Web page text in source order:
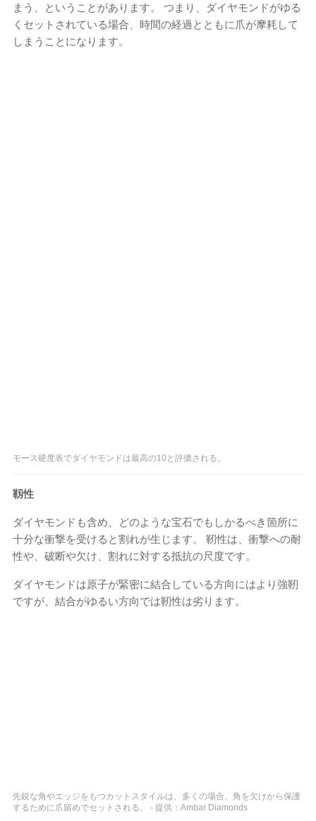
まう、ということがあります。 つまり、ダイヤモンドがゆる
くセットされている場合、時間の経過とともに爪が摩耗して
しまうことになります。
モース硬度表でダイヤモンドは最高の10と評価される。
靱性
ダイヤモンドも含め、どのような宝石でもしかるべき箇所に
十分な衝撃を受けると割れが生じます。 靭性は、衝撃への耐
性や、破断や欠け、割れに対する抵抗の尺度です。
ダイヤモンドは原子が緊密に結合している方向にはより強靭
ですが、結合がゆるい方向では靭性は劣ります。
先鋭な角やエッジをもつカットスタイルは、多くの場合、角を欠けから保護
するために爪留めでセットされる。 - 提供：Ambar Diamonds